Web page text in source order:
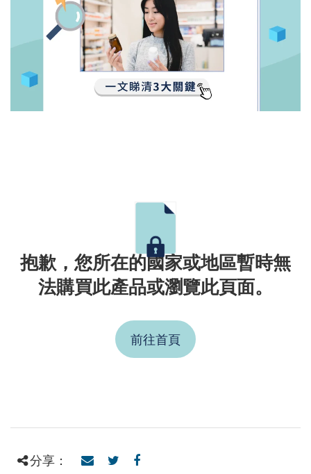
抱歉，您所在的國家或地區暫時無
法購買此產品或瀏覽此頁面。
前往首頁
分享：